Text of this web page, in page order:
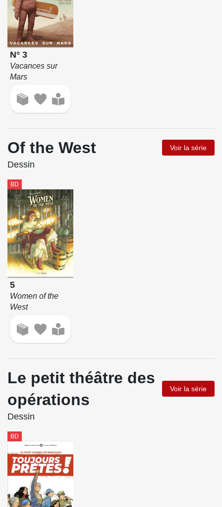
N° 3
Vacances sur
Mars
Of the West Voir la série
Dessin
BD
5
Women of the
West
Le petit théâtre des
opérations
Voir la série
Dessin
BD